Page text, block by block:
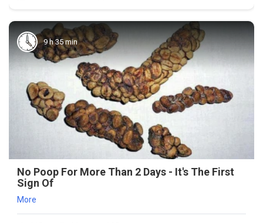
9 h 35 min
No Poop For More Than 2 Days - It's The First
Sign Of
More